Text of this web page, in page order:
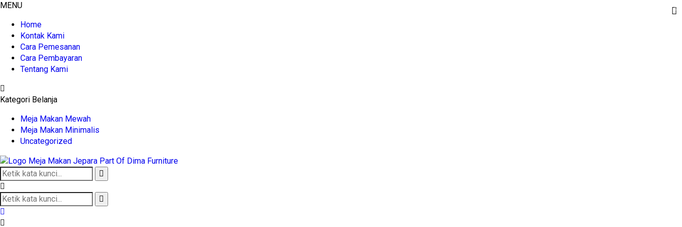
MENU
Home
Kontak Kami
Cara Pemesanan
Cara Pembayaran
Tentang Kami
Kategori Belanja
Meja Makan Mewah
Meja Makan Minimalis
Uncategorized